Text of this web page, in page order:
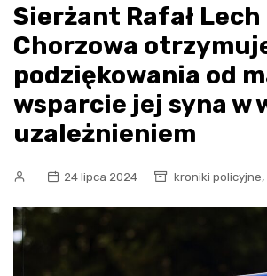
Sierżant Rafał Lech
Chorzowa
podziękowania od
wsparcie jej syna w
uzależnieniem
24 lipca 2024 kroniki policyjne,